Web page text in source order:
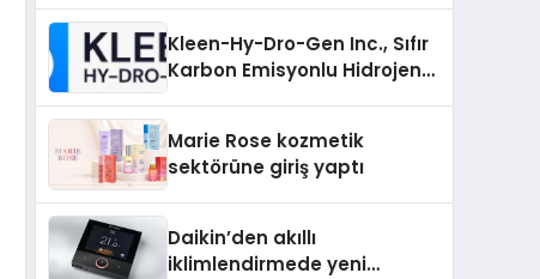
Kleen-Hy-Dro-Gen Inc., Sıfır
Karbon Emisyonlu Hidrojen
Aldı
Marie Rose kozmetik
sektörüne giriş yaptı
Daikin’den akıllı
iklimlendirmede yeni